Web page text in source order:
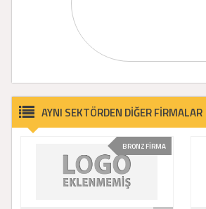
AYNI SEKTÖRDEN DİĞER FİRMALAR
BRONZ FİRMA